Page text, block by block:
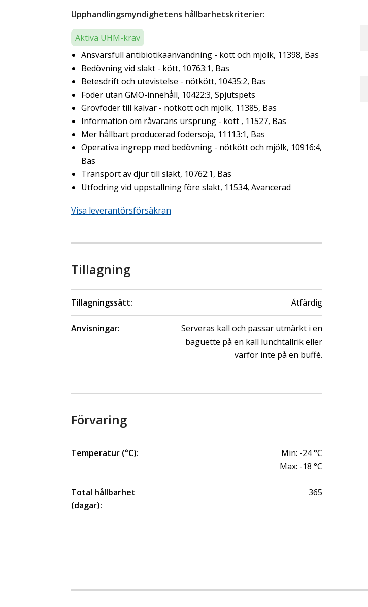
Upphandlingsmyndighetens hållbarhetskriterier:
Aktiva UHM-krav
Ansvarsfull antibiotikaanvändning - kött och mjölk, 11398, Bas
Bedövning vid slakt - kött, 10763:1, Bas
Betesdrift och utevistelse - nötkött, 10435:2, Bas
Foder utan GMO-innehåll, 10422:3, Spjutspets
Grovfoder till kalvar - nötkött och mjölk, 11385, Bas
Information om råvarans ursprung - kött , 11527, Bas
Mer hållbart producerad fodersoja, 11113:1, Bas
Operativa ingrepp med bedövning - nötkött och mjölk, 10916:4,
Bas
Transport av djur till slakt, 10762:1, Bas
Utfodring vid uppstallning före slakt, 11534, Avancerad
Visa leverantörsförsäkran
Tillagning
Tillagningssätt: Ätfärdig
Anvisningar:
Serveras kall och passar utmärkt i en
baguette på en kall lunchtallrik eller
varför inte på en buffè.
Förvaring
Temperatur (°C): Min: -24°C
Max: -18 °C
Total hållbarhet
(dagar):
365